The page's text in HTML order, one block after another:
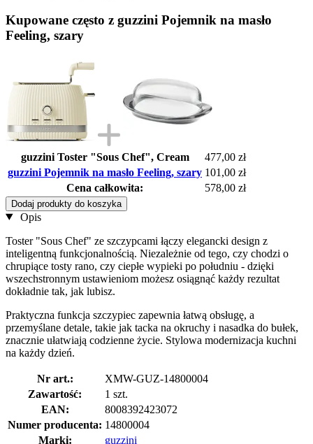
Kupowane często z guzzini Pojemnik na masło
Feeling, szary
guzzini Toster "Sous Chef", Cream
477,00 zł
guzzini Pojemnik na masło Feeling, szary 101,00 zł
Cena całkowita:
578,00 zł
Dodaj produkty do koszyka
Opis
Toster "Sous Chef" ze szczypcami łączy elegancki design z
inteligentną funkcjonalnością. Niezależnie od tego, czy chodzi o
chrupiące tosty rano, czy ciepłe wypieki po południu - dzięki
wszechstronnym ustawieniom możesz osiągnąć każdy rezultat
dokładnie tak, jak lubisz.
Praktyczna funkcja szczypiec zapewnia łatwą obsługę, a
przemyślane detale, takie jak tacka na okruchy i nasadka do bułek,
znacznie ułatwiają codzienne życie. Stylowa modernizacja kuchni
na każdy dzień.
Nr art.:
XMW-GUZ-14800004
Zawartość:
1 szt.
EAN:
8008392423072
Numer producenta: 14800004
Marki:
guzzini